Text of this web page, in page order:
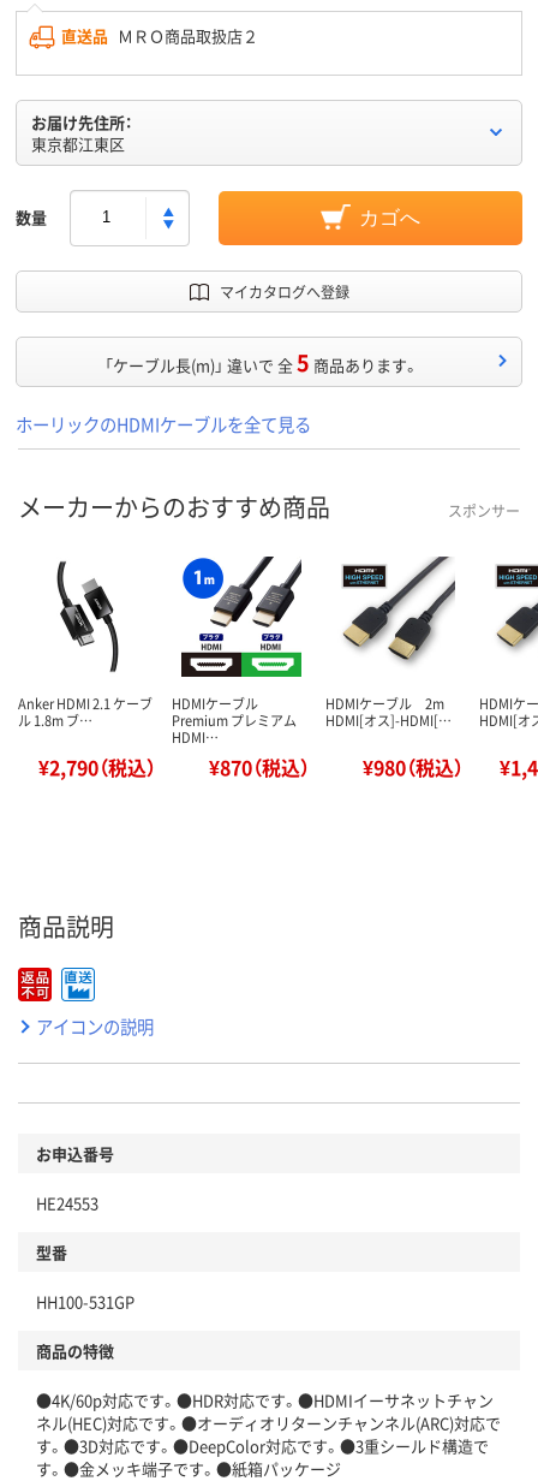
直送品 ＭＲＯ商品取扱店２
お届け先住所：
東京都江東区
数量 カゴへ
マイカタログへ登録
「ケーブル長(m)」 違いで 全5 商品あります。
ホーリックのHDMIケーブルを全て見る
メーカーからのおすすめ商品 スポンサー
Anker HDMI 2.1 ケーブ
ル 1.8m ブ…
¥2,790（税込）
HDMIケーブル
Premium プレミアム
HDMI…
¥870（税込）
HDMIケーブル 2m
HDMI[オス]-HDMI[…
¥980（税込）
HDMI
HDMI[
商品説明
アイコンの説明
お申込番号
HE24553
型番
HH100-531GP
商品の特徴
●4K/60p対応です。●HDR対応です。●HDMIイーサネットチャン
ネル(HEC)対応です。●オーディオリターンチャンネル(ARC)対応で
す。●3D対応です。●DeepColor対応です。●3重シールド構造で
す。●金メッキ端子です。●紙箱パッケージ